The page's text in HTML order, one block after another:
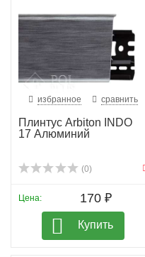
избранное сравнить
Плинтус Arbiton INDO
17 Алюминий
(0)
Цена: 170 ₽
Купить